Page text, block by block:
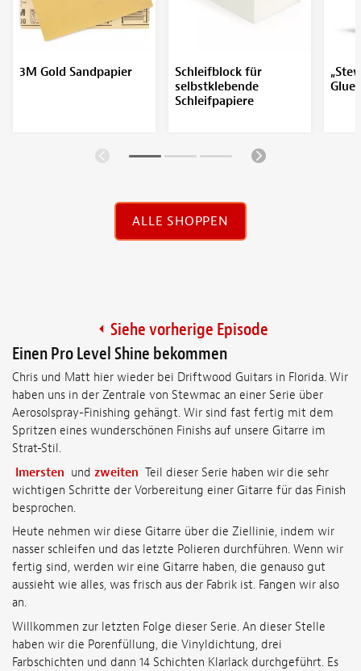
3M Gold Sandpapier
Schleifblock für
selbstklebende
Schleifpapiere
ALLE SHOPPEN
Siehe vorherige Episode
Einen Pro Level Shine bekommen
Chris und Matt hier wieder bei Driftwood Guitars in Florida. Wir
haben uns in der Zentrale von Stewmac an einer Serie über
Aerosolspray-Finishing gehängt. Wir sind fast fertig mit dem
Spritzen eines wunderschönen Finishs auf unsere Gitarre im
Strat-Stil.
Imersten und zweiten Teil dieser Serie haben wir die sehr
wichtigen Schritte der Vorbereitung einer Gitarre für das Finish
besprochen.
Heute nehmen wir diese Gitarre über die Ziellinie, indem wir
nasser schleifen und das letzte Polieren durchführen. Wenn wir
fertig sind, werden wir eine Gitarre haben, die genauso gut
aussieht wie alles, was frisch aus der Fabrik ist. Fangen wir also
an.
Willkommen zur letzten Folge dieser Serie. An dieser Stelle
haben wir die Porenfüllung, die Vinyldichtung, drei
Farbschichten und dann 14 Schichten Klarlack durchgeführt. Es